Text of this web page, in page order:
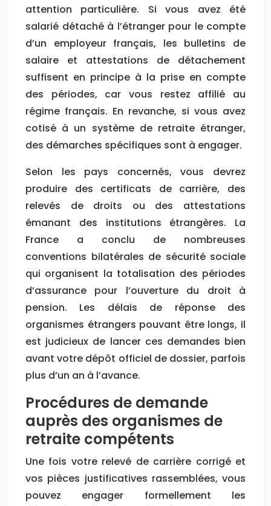
attention particulière. Si vous avez été
salarié détaché à l’étranger pour le compte
d’un employeur français, les bulletins de
salaire et attestations de détachement
suffisent en principe à la prise en compte
des périodes, car vous restez affilié au
régime français. En revanche, si vous avez
cotisé à un système de retraite étranger,
des démarches spécifiques sont à engager.
Selon les pays concernés, vous devrez
produire des certificats de carrière, des
relevés de droits ou des attestations
émanant des institutions étrangères. La
France a conclu de nombreuses
conventions bilatérales de sécurité sociale
qui organisent la totalisation des périodes
d’assurance pour l’ouverture du droit à
pension. Les délais de réponse des
organismes étrangers pouvant être longs, il
est judicieux de lancer ces demandes bien
avant votre dépôt officiel de dossier, parfois
plus d’un an à l’avance.
Procédures de demande
auprès des organismes de
retraite compétents
Une fois votre relevé de carrière corrigé et
vos pièces justificatives rassemblées, vous
pouvez engager formellement les